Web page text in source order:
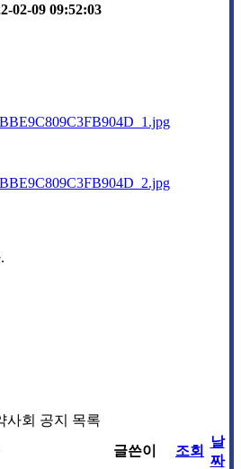
02-09 09:52:03
사회 공지 목록
글쓴이 조회
날
짜